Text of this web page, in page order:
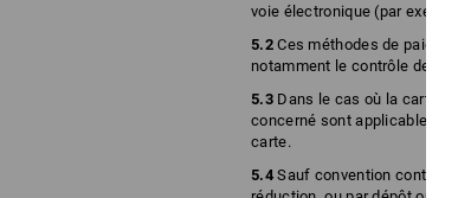
voie électronique (par
5.2Ces méthodes de
notamment le contrôle de la
5.3Dans le cas où la carte
concerné sont applicables.
carte.
5.4Sauf convention